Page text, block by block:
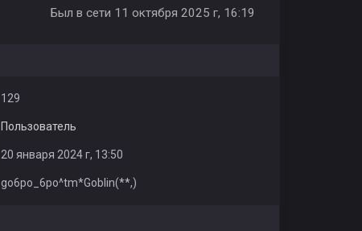
Был в сети 11 октября 2025 г, 16:19
129
Пользователь
20 января 2024 г, 13:50
go6po_6po^tm*Goblin(**,)